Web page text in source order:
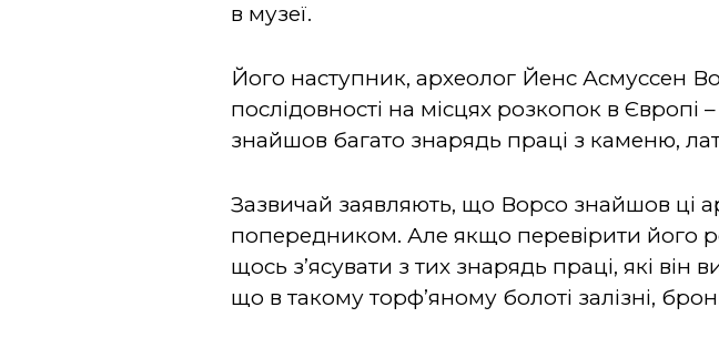
в музеї.
Його наступник, археолог Йенс Асмуссен
послідовності на місцях розкопок в Європі
знайшов багато знарядь праці з каменю,
Зазвичай заявляють, що Ворсо знайшов ці
попередником. Але якщо перевірити його
щось з’ясувати з тих знарядь праці, які
що в такому торф’яному болоті залізні,